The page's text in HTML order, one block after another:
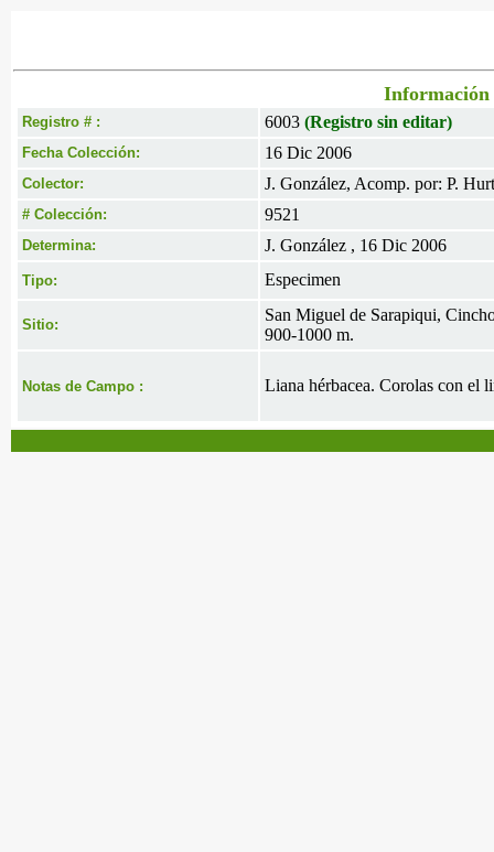
Información
Registro # : 6003 (Registro sin editar)
Fecha Colección: 16 Dic 2006
Colector: J. González, Acomp. por: P.
# Colección: 9521
Determina: J. González , 16 Dic 2006
Tipo: Especimen
Sitio:
San Miguel de Sarapiqui,
900-1000 m.
Notas de Campo : Liana hérbacea. Corolas con el